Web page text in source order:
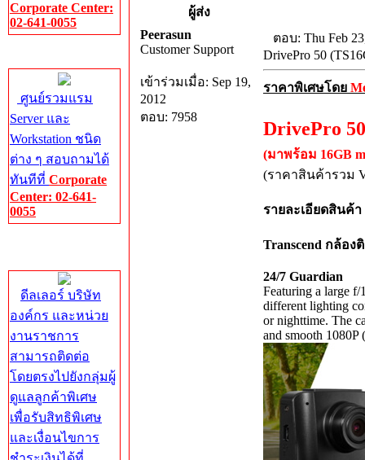
Corporate Center:
02-641-0055
ศูนย์รวมแรม
Server และ
Workstation ชนิด
ต่าง ๆ สอบถามได้
ทันทีที่ Corporate
Center: 02-641-
0055
ดีลเลอร์ บริษัท
องค์กร และหน่วย
งานราชการ
สามารถติดต่อ
โดยตรงไปยังกลุ่มผู้
ดูแลลูกค้าพิเศษ
เพื่อรับสิทธิพิเศษ
และเงื่อนไขการ
ผู้ส่ง
Peerasun
Customer Support
เข้าร่วมเมื่อ: Sep 19,
2012
ตอบ: 7958
ตอบ: Thu Feb
DrivePro 50
ราคาพิเศษโดย
DrivePro
(มาพร้อม 16GB
(ราคาสินค้ารวม
รายละเอียดสินค้า
Transcend กล้อง
24/7 Guardian
Featuring a large f/
different lighting
or nighttime. The
and smooth 1080P